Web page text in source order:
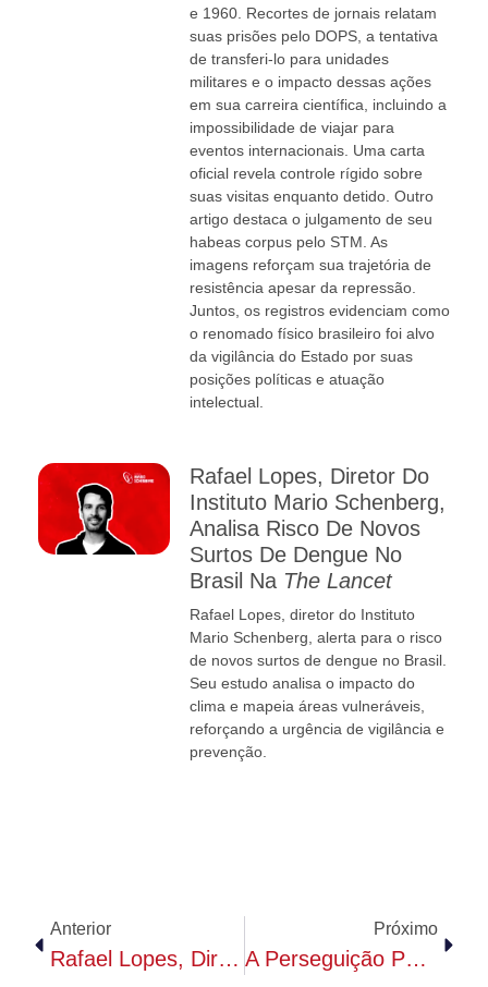
e 1960. Recortes de jornais relatam
suas prisões pelo DOPS, a tentativa
de transferi-lo para unidades
militares e o impacto dessas ações
em sua carreira científica, incluindo a
impossibilidade de viajar para
eventos internacionais. Uma carta
oficial revela controle rígido sobre
suas visitas enquanto detido. Outro
artigo destaca o julgamento de seu
habeas corpus pelo STM. As
imagens reforçam sua trajetória de
resistência apesar da repressão.
Juntos, os registros evidenciam como
o renomado físico brasileiro foi alvo
da vigilância do Estado por suas
posições políticas e atuação
intelectual.
Rafael Lopes, Diretor Do
Instituto Mario Schenberg,
Analisa Risco De Novos
Surtos De Dengue No
Brasil Na The Lancet
Rafael Lopes, diretor do Instituto
Mario Schenberg, alerta para o risco
de novos surtos de dengue no Brasil.
Seu estudo analisa o impacto do
clima e mapeia áreas vulneráveis,
reforçando a urgência de vigilância e
prevenção.
Anterior
Rafael Lopes, Diretor Do Instituto Mario Schenberg, Analisa Risco De Novos Surtos De Dengue No Brasil Na
Próximo
A Perseguição Política A Mário Schenberg: Documentos Revelam Vigilância, Prisão E Resistência